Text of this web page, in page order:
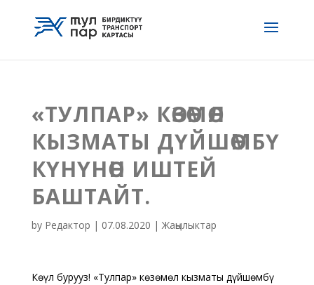
«ТУЛПАР» КӨЗӨМӨЛ
КЫЗМАТЫ ДҮЙШӨМБҮ
КҮНҮНӨН ИШТЕЙ
БАШТАЙТ.
by Редактор | 07.08.2020 | Жаңылыктар
Көңүл буруңуз! «Тулпар» көзөмөл кызматы дүйшөмбү